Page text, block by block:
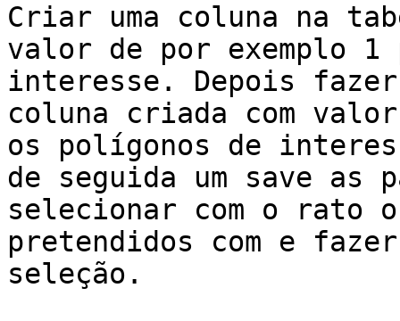
Criar uma coluna na
valor de por exemplo 1
interesse. Depois
coluna criada com
os polígonos de
de seguida um save
selecionar com o rato
pretendidos com e
seleção.